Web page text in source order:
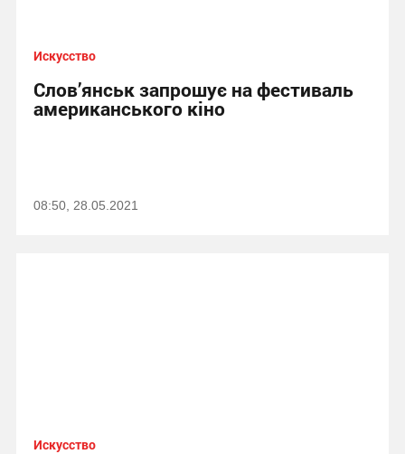
Искусство
Слов’янськ запрошує на фестиваль
американського кіно
08:50, 28.05.2021
Искусство